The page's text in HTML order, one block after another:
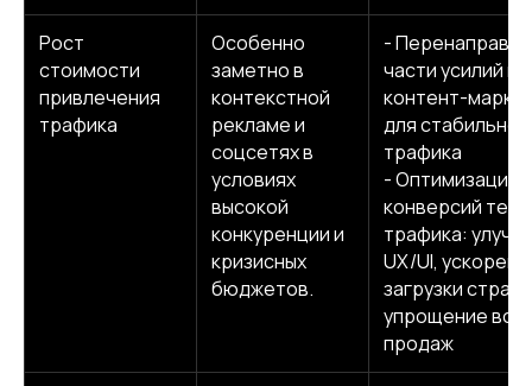
Рост
стоимости
привлечения
трафика
Особенно
заметно в
контекстной
рекламе и
соцсетях в
условиях
высокой
конкуренции и
кризисных
бюджетов.
-
части усилий на
контент-
для
трафика
- Оптимизация
конверсий
трафика:
UX/UI,
загрузки
упрощение
продаж
Копирование материалов сайта запрещено
Вконтакте
Dprofile Behance
Наши реквизиты